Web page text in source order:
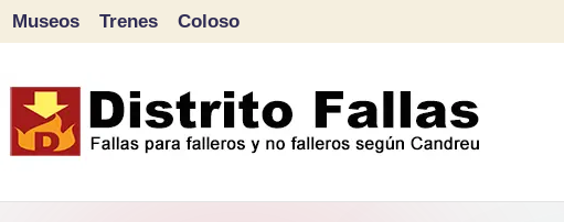
contenido
Museos Trenes Coloso